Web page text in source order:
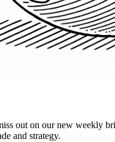
out on our new weekly
and strategy.